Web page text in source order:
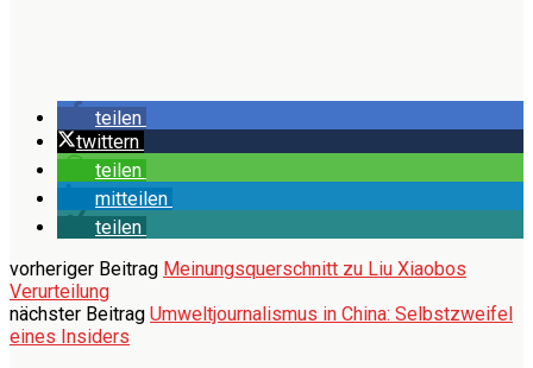
teilen
twittern
teilen
mitteilen
teilen
vorheriger Beitrag Meinungsquerschnitt zu Liu Xiaobos
Verurteilung
nächster Beitrag Umweltjournalismus in China: Selbstzweifel
eines Insiders